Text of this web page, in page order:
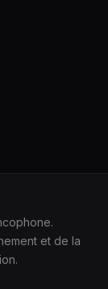
et de la